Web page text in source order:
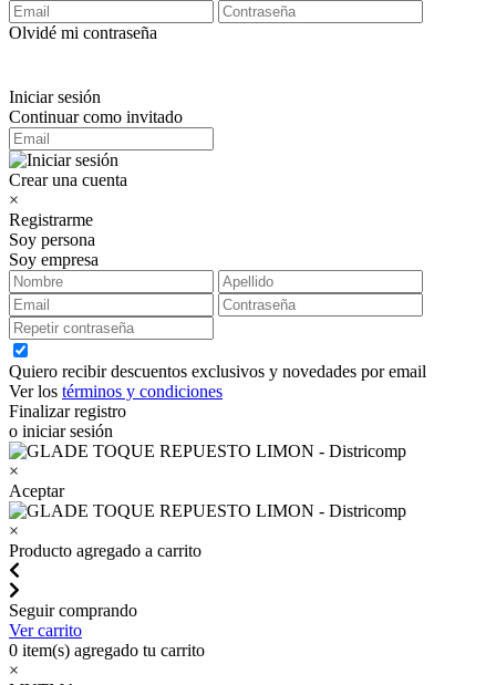
Olvidé mi contraseña
Iniciar sesión
Continuar como invitado
Crear una cuenta
×
Registrarme
Soy persona
Soy empresa
Quiero recibir descuentos exclusivos y novedades por email
Ver los términos y condiciones
Finalizar registro
o iniciar sesión
×
Aceptar
×
Producto agregado a carrito
Seguir comprando
Ver carrito
0 item(s) agregado tu carrito
×